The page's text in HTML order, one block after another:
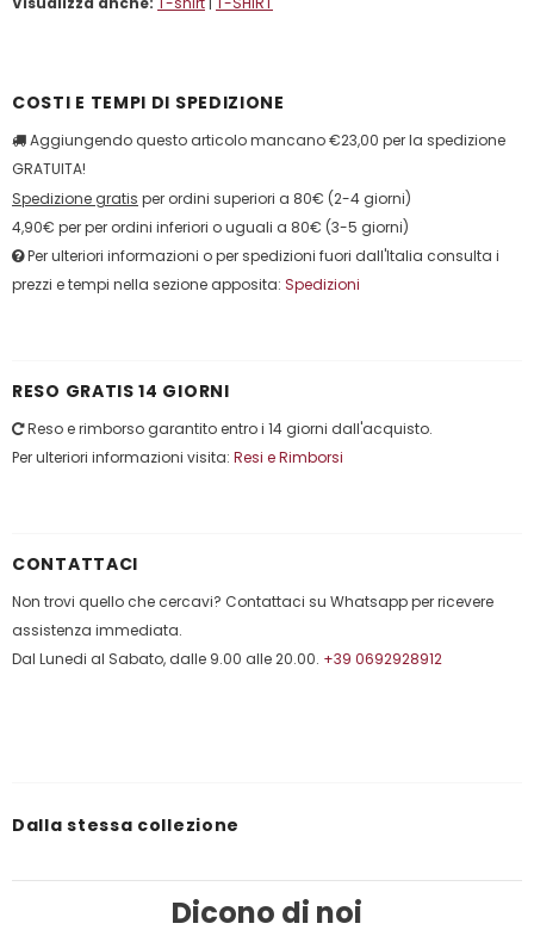
COSTI E TEMPI DI SPEDIZIONE
Aggiungendo questo articolo mancano €23,00 per la spedizione
GRATUITA!
Spedizione gratis per ordini superiori a 80€ (2-4 giorni)
4,90€ per per ordini inferiori o uguali a 80€ (3-5 giorni)
Per ulteriori informazioni o per spedizioni fuori dall'Italia consulta i
prezzi e tempi nella sezione apposita: Spedizioni
RESO GRATIS 14 GIORNI
Reso e rimborso garantito entro i 14 giorni dall'acquisto.
Per ulteriori informazioni visita: Resi e Rimborsi
CONTATTACI
Non trovi quello che cercavi? Contattaci su Whatsapp per ricevere
assistenza immediata.
Dal Lunedi al Sabato, dalle 9.00 alle 20.00. +39 0692928912
Dalla stessa collezione
Dicono di noi